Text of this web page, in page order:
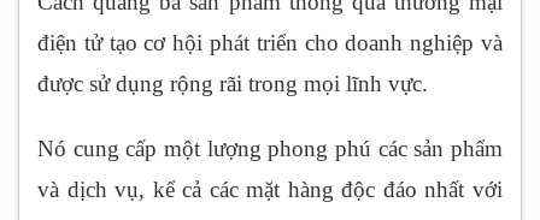
điện tử tạo cơ hội phát triển cho doanh nghiệp và
được sử dụng rộng rãi trong mọi lĩnh vực.
Nó cung cấp một lượng phong phú các sản phẩm
và dịch vụ, kể cả các mặt hàng độc đáo nhất với